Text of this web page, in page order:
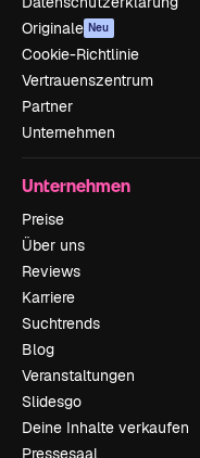
Originale Neu
Cookie-Richtlinie
Vertrauenszentrum
Partner
Unternehmen
Unternehmen
Preise
Über uns
Reviews
Karriere
Suchtrends
Blog
Veranstaltungen
Slidesgo
Deine Inhalte verkaufen
Pressesaal